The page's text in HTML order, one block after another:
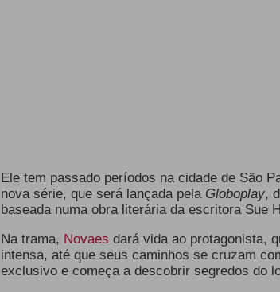
Ele tem passado períodos na cidade de São
nova série, que será lançada pela Globoplay,
baseada numa obra literária da escritora Sue
Na trama, Novaes dará vida ao protagonista,
intensa, até que seus caminhos se cruzam
exclusivo e começa a descobrir segredos do